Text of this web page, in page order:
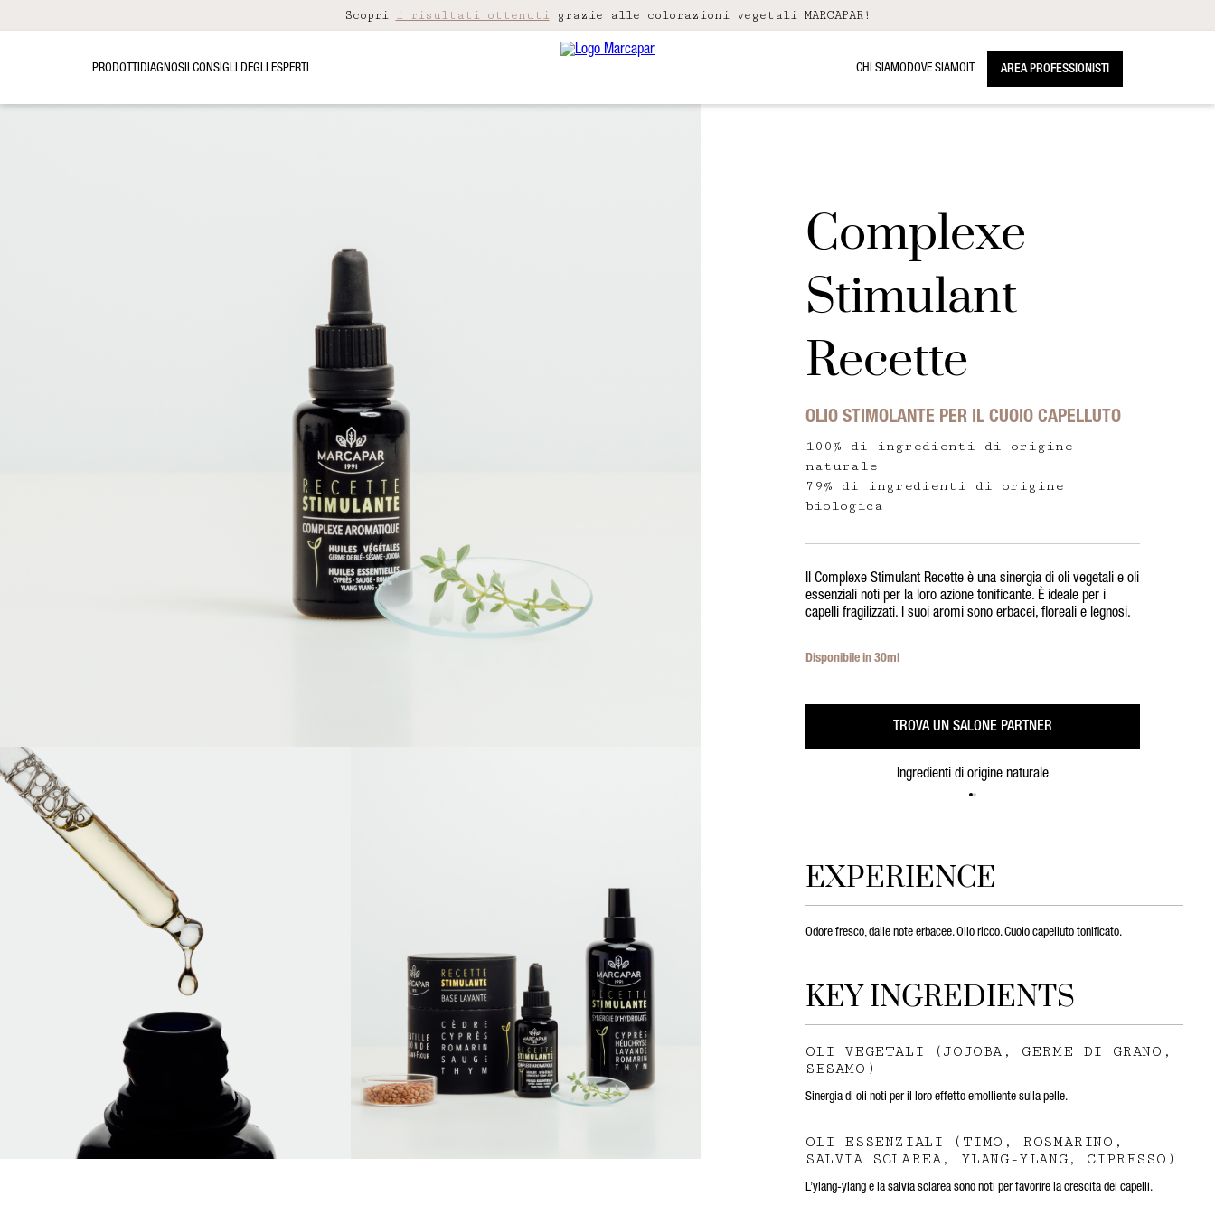
Scopri i risultati ottenutigrazie alle colorazioni vegetali MARCAPAR!
PRODOTTI DIAGNOSI I CONSIGLI DEGLI ESPERTI CHI SIAMO DOVE SIAMO AREA PROFESSIONISTI
Complexe
Stimulant
Recette
OLIO STIMOLANTE PER IL CUOIO CAPELLUTO
100% di ingredienti di origine
naturale
79% di ingredienti di origine
biologica
Il Complexe Stimulant Recette è una sinergia di oli vegetali e oli
essenziali noti per la loro azione tonificante. È ideale per i
capelli fragilizzati. I suoi aromi sono erbacei, floreali e legnosi.
Disponibile in 30ml
TROVA UN SALONE PARTNER
Ingredienti di origine naturale
EXPERIENCE
Odore fresco, dalle note erbacee. Olio ricco. Cuoio capelluto tonificato.
KEY INGREDIENTS
OLI VEGETALI (JOJOBA, GERME DI GRANO,
SESAMO)
Sinergia di oli noti per il loro effetto emolliente sulla pelle.
OLI ESSENZIALI (TIMO, ROSMARINO,
SALVIA SCLAREA, YLANG-YLANG, CIPRESSO)
L’ylang-ylang e la salvia sclarea sono noti per favorire la crescita dei capelli.